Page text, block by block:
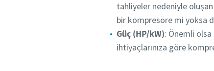
tahliyeler nedeniyle oluşan
bir kompresöre mi yoksa
Güç (HP/kW): Önemli
ihtiyaçlarınıza göre